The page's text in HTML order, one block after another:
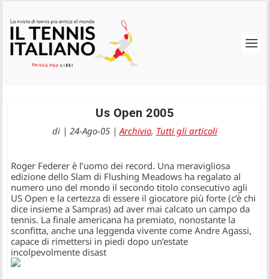
Us Open 2005
di | 24-Ago-05|Archivio, Tutti gli articoli
Roger Federer è l’uomo dei record. Una meravigliosa
edizione dello Slam di Flushing Meadows ha regalato al
numero uno del mondo il secondo titolo consecutivo agli
US Open e la certezza di essere il giocatore più forte (c’è chi
dice insieme a Sampras) ad aver mai calcato un campo da
tennis. La finale americana ha premiato, nonostante la
sconfitta, anche una leggenda vivente come Andre Agassi,
capace di rimettersi in piedi dopo un’estate
incolpevolmente disast